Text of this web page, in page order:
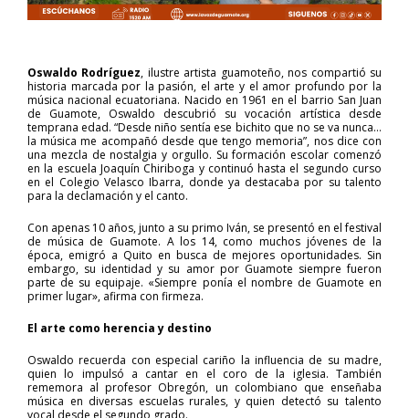
Oswaldo Rodríguez, ilustre artista guamoteño, nos compartió su
historia marcada por la pasión, el arte y el amor profundo por la
música nacional ecuatoriana. Nacido en 1961 en el barrio San Juan
de Guamote, Oswaldo descubrió su vocación artística desde
temprana edad. “Desde niño sentía ese bichito que no se va nunca…
la música me acompañó desde que tengo memoria”, nos dice con
una mezcla de nostalgia y orgullo. Su formación escolar comenzó
en la escuela Joaquín Chiriboga y continuó hasta el segundo curso
en el Colegio Velasco Ibarra, donde ya destacaba por su talento
para la declamación y el canto.
Con apenas 10 años, junto a su primo Iván, se presentó en el festival
de música de Guamote. A los 14, como muchos jóvenes de la
época, emigró a Quito en busca de mejores oportunidades. Sin
embargo, su identidad y su amor por Guamote siempre fueron
parte de su equipaje. «Siempre ponía el nombre de Guamote en
primer lugar», afirma con firmeza.
El arte como herencia y destino
Oswaldo recuerda con especial cariño la influencia de su madre,
quien lo impulsó a cantar en el coro de la iglesia. También
rememora al profesor Obregón, un colombiano que enseñaba
música en diversas escuelas rurales, y quien detectó su talento